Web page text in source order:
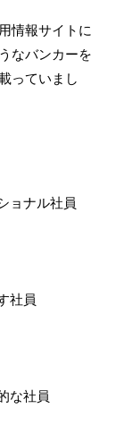
情報サイトに
なバンカーを
っていまし
ョナル社員
社員
な社員